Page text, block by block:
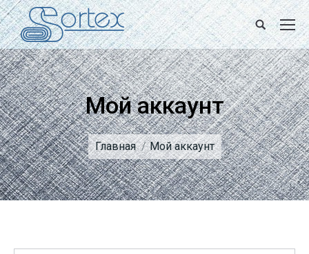
Поиск
Мой аккаунт
Вы здесь:
Главная Мой аккаунт